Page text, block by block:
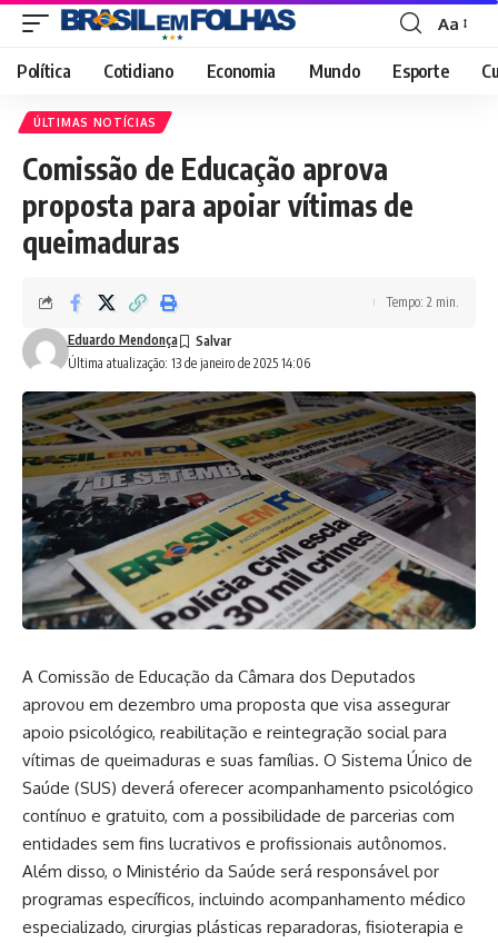
Font
Resizer
Aa
Política Cotidiano Economia Mundo Esporte
ÚLTIMAS NOTÍCIAS
Comissão de Educação aprova
proposta para apoiar vítimas de
queimaduras
Última atualização: 13 de janeiro de 2025 14:06
Eduardo Mendonça
Tempo: 2 min.
A Comissão de Educação da Câmara dos Deputados
aprovou em dezembro uma proposta que visa assegurar
apoio psicológico, reabilitação e reintegração social para
vítimas de queimaduras e suas famílias. O Sistema Único de
Saúde (SUS) deverá oferecer acompanhamento psicológico
contínuo e gratuito, com a possibilidade de parcerias com
entidades sem fins lucrativos e profissionais autônomos.
Além disso, o Ministério da Saúde será responsável por
programas específicos, incluindo acompanhamento médico
especializado, cirurgias plásticas reparadoras, fisioterapia e